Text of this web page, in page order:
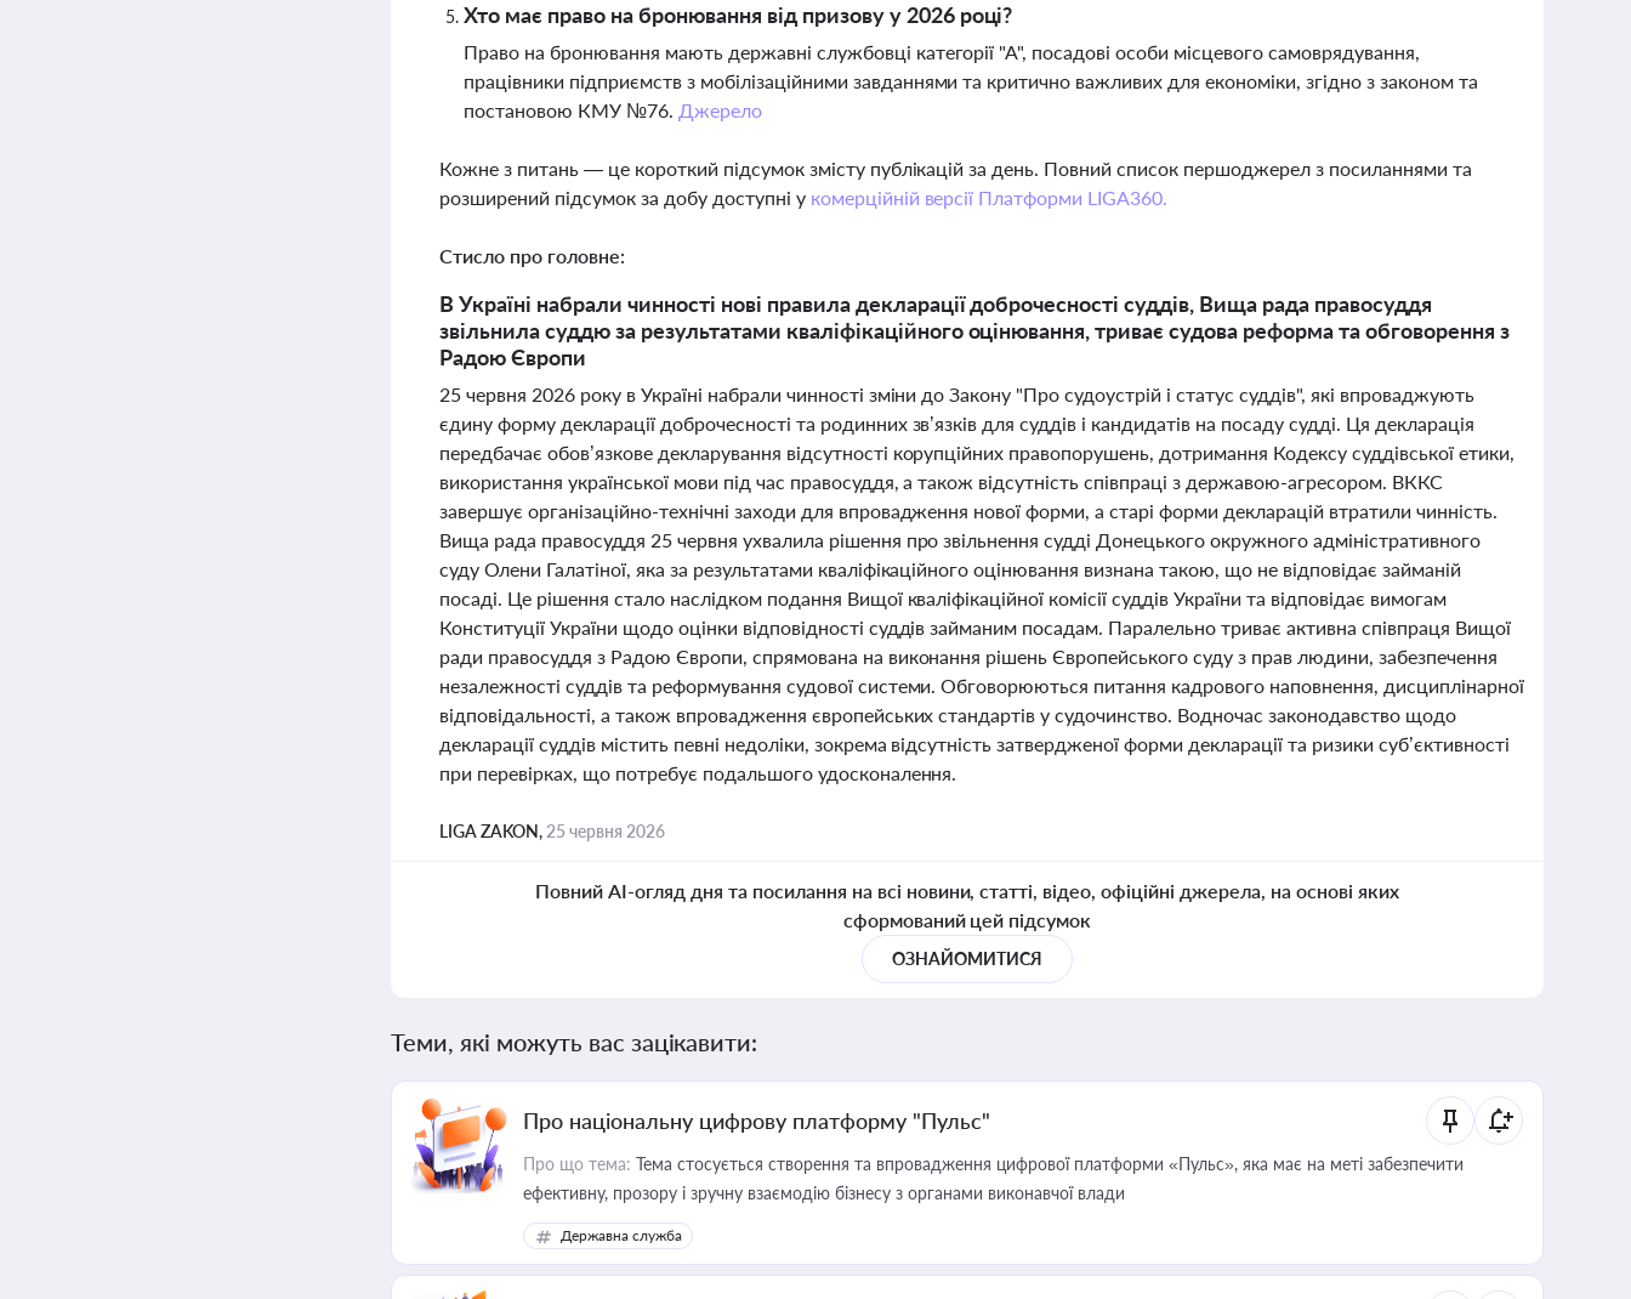
Хто має право на бронювання від призову у 2026 році?
Право на бронювання мають державні службовці категорії "А", посадові особи місцевого самоврядування,
працівники підприємств з мобілізаційними завданнями та критично важливих для економіки, згідно з законом та
постановою КМУ №76. Джерело
Кожне з питань — це короткий підсумок змісту публікацій за день. Повний список першоджерел з посиланнями та
розширений підсумок за добу доступні у комерційній версії Платформи LIGA360.
Стисло про головне:
В Україні набрали чинності нові правила декларації доброчесності суддів, Вища рада правосуддя
звільнила суддю за результатами кваліфікаційного оцінювання, триває судова реформа та обговорення з
Радою Європи
25 червня 2026 року в Україні набрали чинності зміни до Закону "Про судоустрій і статус суддів", які впроваджують
єдину форму декларації доброчесності та родинних зв’язків для суддів і кандидатів на посаду судді. Ця декларація
передбачає обов’язкове декларування відсутності корупційних правопорушень, дотримання Кодексу суддівської етики,
використання української мови під час правосуддя, а також відсутність співпраці з державою-агресором. ВККС
завершує організаційно-технічні заходи для впровадження нової форми, а старі форми декларацій втратили чинність.
Вища рада правосуддя 25 червня ухвалила рішення про звільнення судді Донецького окружного адміністративного
суду Олени Галатіної, яка за результатами кваліфікаційного оцінювання визнана такою, що не відповідає займаній
посаді. Це рішення стало наслідком подання Вищої кваліфікаційної комісії суддів України та відповідає вимогам
Конституції України щодо оцінки відповідності суддів займаним посадам. Паралельно триває активна співпраця Вищої
ради правосуддя з Радою Європи, спрямована на виконання рішень Європейського суду з прав людини, забезпечення
незалежності суддів та реформування судової системи. Обговорюються питання кадрового наповнення, дисциплінарної
відповідальності, а також впровадження європейських стандартів у судочинство. Водночас законодавство щодо
декларації суддів містить певні недоліки, зокрема відсутність затвердженої форми декларації та ризики суб’єктивності
при перевірках, що потребує подальшого удосконалення.
LIGA ZAKON, 25 червня 2026
Повний AI-огляд дня та посилання на всі новини, статті, відео, офіційні джерела, на основі яких
сформований цей підсумок
ОЗНАЙОМИТИСЯ
Теми, які можуть вас зацікавити:
Про національну цифрову платформу "Пульс"
Про що тема: Тема стосується створення та впровадження цифрової платформи «Пульс», яка має на меті забезпечити
ефективну, прозору і зручну взаємодію бізнесу з органами виконавчої влади
Державна служба